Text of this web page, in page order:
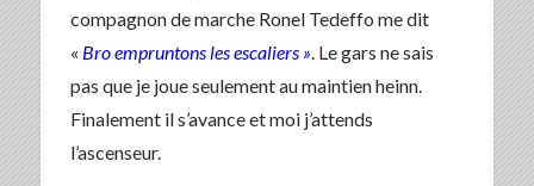
compagnon de marche Ronel Tedeffo me dit
« Bro empruntons les escaliers » . Le gars ne sais
pas que je joue seulement au maintien heinn.
Finalement il s’avance et moi j’attends
l’ascenseur.